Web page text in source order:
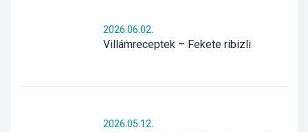
Villámreceptek – Fekete ribizli
2026.06.02.
2026.05.12.